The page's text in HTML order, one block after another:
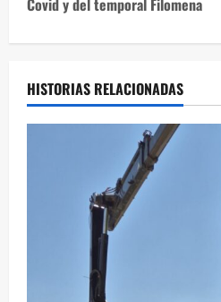
g
c
i
Covid y del temporal Filomena
HISTORIAS RELACIONADAS